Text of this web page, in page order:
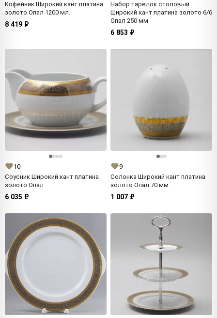
Кофейник Широкий кант платина
золото Опал 1200 мл.
8 419 ₽
Набор тарелок столовый
Широкий кант платина золото 6/6
Опал 250 мм.
6 853 ₽
10
Соусник Широкий кант платина
золото Опал
6 035 ₽
9
Солонка Широкий кант платина
золото Опал 70 мм.
1 007 ₽